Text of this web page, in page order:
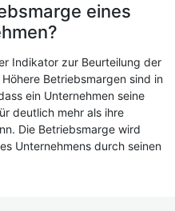
eines
Indikator zur Beurteilung der
Betriebsmargen sind in
ein Unternehmen seine
deutlich mehr als ihre
Die Betriebsmarge wird
Unternehmens durch seinen